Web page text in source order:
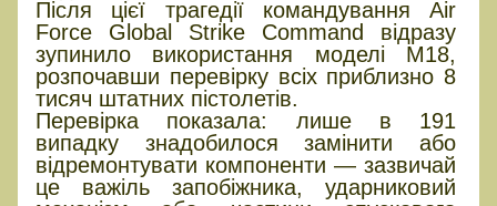
Після цієї трагедії командування Air
Force Global Strike Command відразу
зупинило використання моделі M18,
розпочавши перевірку всіх приблизно 8
тисяч штатних пістолетів.
Перевірка показала: лише в 191
випадку знадобилося замінити або
відремонтувати компоненти — зазвичай
це важіль запобіжника, ударниковий